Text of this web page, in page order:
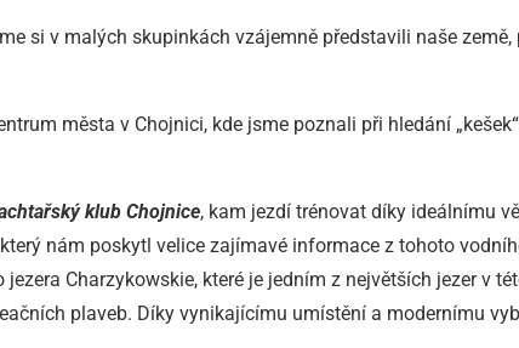
si v malých skupinkách vzájemně představili naše
města v Chojnici, kde jsme poznali při hledání
klub Chojnice, kam jezdí trénovat díky ideálnímu
nám poskytl velice zajímavé informace z tohoto
Charzykowskie, které je jedním z největších jezer v
plaveb. Díky vynikajícímu umístění a modernímu